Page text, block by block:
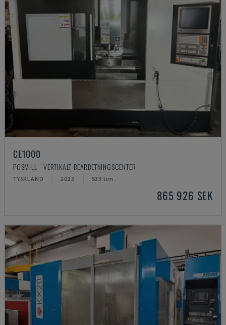
CE1000
POSMILL - VERTIKALT BEARBETNINGSCENTER
TYSKLAND 2023 533 tim.
865 926 SEK